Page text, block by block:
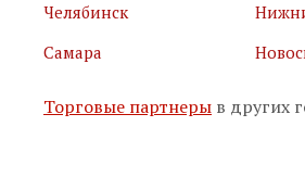
Подписаться
Челябинск
Самара
Торговые партнеры в других